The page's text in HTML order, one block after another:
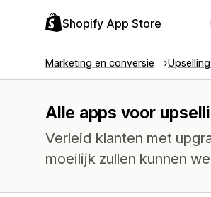
Shopify App Store
Marketing en conversie
Alle apps voor
Verleid klanten met
moeilijk zullen kunnen